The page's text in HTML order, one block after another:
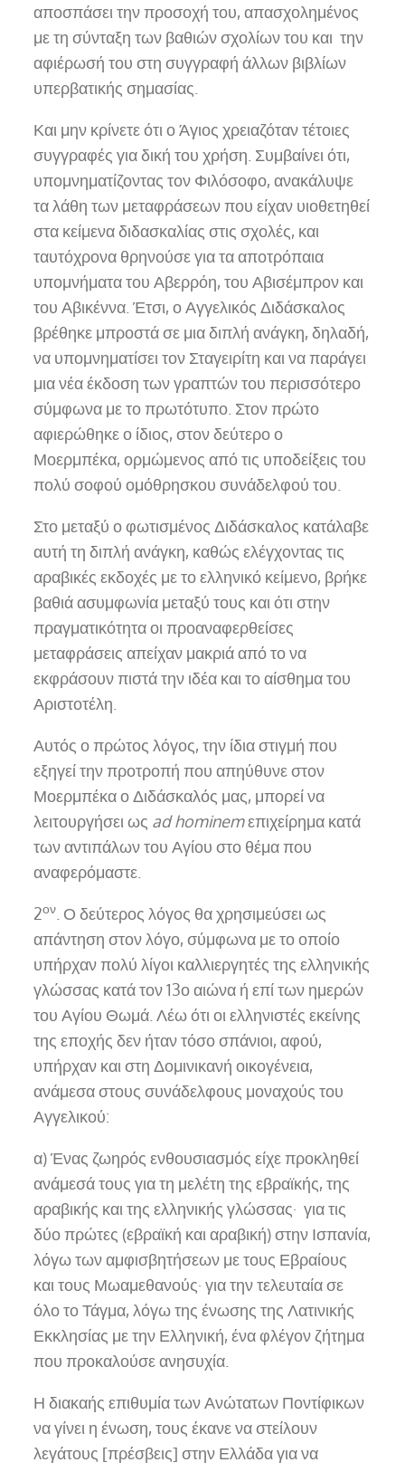
αποσπάσει την προσοχή του, απασχολημένος
με τη σύνταξη των βαθιών σχολίων του και την
αφιέρωσή του στη συγγραφή άλλων βιβλίων
υπερβατικής σημασίας.
Και μην κρίνετε ότι ο Άγιος χρειαζόταν τέτοιες
συγγραφές για δική του χρήση. Συμβαίνει ότι,
υπομνηματίζοντας τον Φιλόσοφο, ανακάλυψε
τα λάθη των μεταφράσεων που είχαν υιοθετηθεί
στα κείμενα διδασκαλίας στις σχολές, και
ταυτόχρονα θρηνούσε για τα αποτρόπαια
υπομνήματα του Αβερρόη, του Αβισέμπρον και
του Αβικέννα. Έτσι, ο Αγγελικός Διδάσκαλος
βρέθηκε μπροστά σε μια διπλή ανάγκη, δηλαδή,
να υπομνηματίσει τον Σταγειρίτη και να παράγει
μια νέα έκδοση των γραπτών του περισσότερο
σύμφωνα με το πρωτότυπο. Στον πρώτο
αφιερώθηκε ο ίδιος, στον δεύτερο ο
Μοερμπέκα, ορμώμενος από τις υποδείξεις του
πολύ σοφού ομόθρησκου συνάδελφού του.
Στο μεταξύ ο φωτισμένος Διδάσκαλος κατάλαβε
αυτή τη διπλή ανάγκη, καθώς ελέγχοντας τις
αραβικές εκδοχές με το ελληνικό κείμενο, βρήκε
βαθιά ασυμφωνία μεταξύ τους και ότι στην
πραγματικότητα οι προαναφερθείσες
μεταφράσεις απείχαν μακριά από το να
εκφράσουν πιστά την ιδέα και το αίσθημα του
Αριστοτέλη.
Αυτός ο πρώτος λόγος, την ίδια στιγμή που
εξηγεί την προτροπή που απηύθυνε στον
Μοερμπέκα ο Διδάσκαλός μας, μπορεί να
λειτουργήσει ως ad hominemεπιχείρημα κατά
των αντιπάλων του Αγίου στο θέμα που
αναφερόμαστε.
2ον . Ο δεύτερος λόγος θα χρησιμεύσει ως
απάντηση στον λόγο, σύμφωνα με το οποίο
υπήρχαν πολύ λίγοι καλλιεργητές της ελληνικής
γλώσσας κατά τον 13ο αιώνα ή επί των ημερών
του Αγίου Θωμά. Λέω ότι οι ελληνιστές εκείνης
της εποχής δεν ήταν τόσο σπάνιοι, αφού,
υπήρχαν και στη Δομινικανή οικογένεια,
ανάμεσα στους συνάδελφους μοναχούς του
Αγγελικού:
α) Ένας ζωηρός ενθουσιασμός είχε προκληθεί
ανάμεσά τους για τη μελέτη της εβραϊκής, της
αραβικής και της ελληνικής γλώσσας· για τις
δύο πρώτες (εβραϊκή και αραβική) στην Ισπανία,
λόγω των αμφισβητήσεων με τους Εβραίους
και τους Μωαμεθανούς· για την τελευταία σε
όλο το Τάγμα, λόγω της ένωσης της Λατινικής
Εκκλησίας με την Ελληνική, ένα φλέγον ζήτημα
που προκαλούσε ανησυχία.
Η διακαής επιθυμία των Ανώτατων Ποντίφικων
να γίνει η ένωση, τους έκανε να στείλουν
λεγάτους [πρέσβεις] στην Ελλάδα για να